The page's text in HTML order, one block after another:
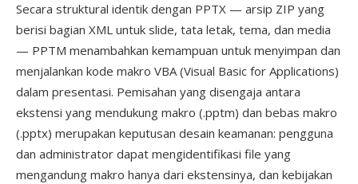
Secara struktural identik dengan PPTX — arsip ZIP yang
berisi bagian XML untuk slide, tata letak, tema, dan media
— PPTM menambahkan kemampuan untuk menyimpan dan
menjalankan kode makro VBA (Visual Basic for Applications)
dalam presentasi. Pemisahan yang disengaja antara
ekstensi yang mendukung makro (.pptm) dan bebas makro
(.pptx) merupakan keputusan desain keamanan: pengguna
dan administrator dapat mengidentifikasi file yang
mengandung makro hanya dari ekstensinya, dan kebijakan